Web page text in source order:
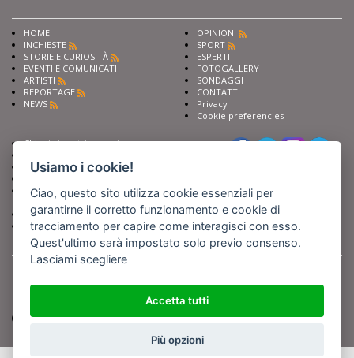
HOME
INCHIESTE
STORIE E CURIOSITÀ
EVENTI E COMUNICATI
ARTISTI
REPORTAGE
NEWS
OPINIONI
SPORT
ESPERTI
FOTOGALLERY
SONDAGGI
CONTATTI
Privacy
Cookie preferencies
Chiedi ai nostri esperti
Fai pubblicità con noi
Iscriviti al nostro corso di
giornalismo
Compra i nostri libri
Entra in Barinedita Map
, Partita IVA 07355350724
detiene i Diritti d'Autore e sono state prodotte nell'anno 2012 e seguenti
(tranne che non vi sia uno specifico anno di scatto riportato)
Usiamo i cookie!
Ciao, questo sito utilizza cookie essenziali per
garantirne il corretto funzionamento e cookie di
tracciamento per capire come interagisci con esso.
Quest'ultimo sarà impostato solo previo consenso.
Lasciami scegliere
Accetta tutti
Più opzioni